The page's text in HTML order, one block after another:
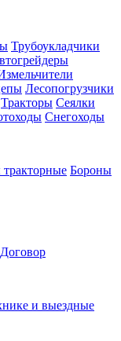
Трубоукладчики
Лесопогрузчики
Тракторы Сеялки
Снегоходы
Бороны
Договор
и выездные